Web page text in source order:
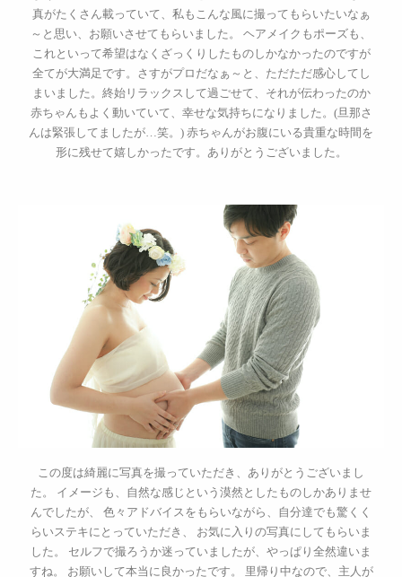
真がたくさん載っていて、私もこんな風に撮ってもらいたいなぁ
～と思い、お願いさせてもらいました。 ヘアメイクもポーズも、
これといって希望はなくざっくりしたものしかなかったのですが
全てが大満足です。さすがプロだなぁ～と、ただただ感心してし
まいました。終始リラックスして過ごせて、それが伝わったのか
赤ちゃんもよく動いていて、幸せな気持ちになりました。(旦那さ
んは緊張してましたが…笑。) 赤ちゃんがお腹にいる貴重な時間を
形に残せて嬉しかったです。ありがとうございました。
この度は綺麗に写真を撮っていただき、ありがとうございまし
た。 イメージも、自然な感じという漠然としたものしかありませ
んでしたが、 色々アドバイスをもらいながら、自分達でも驚くく
らいステキにとっていただき、 お気に入りの写真にしてもらいま
した。 セルフで撮ろうか迷っていましたが、やっぱり全然違いま
すね。 お願いして本当に良かったです。 里帰り中なので、主人が